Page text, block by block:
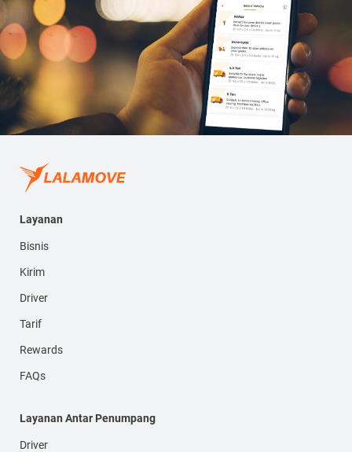
Layanan
Bisnis
Kirim
Driver
Tarif
Rewards
FAQs
Layanan Antar Penumpang
Driver